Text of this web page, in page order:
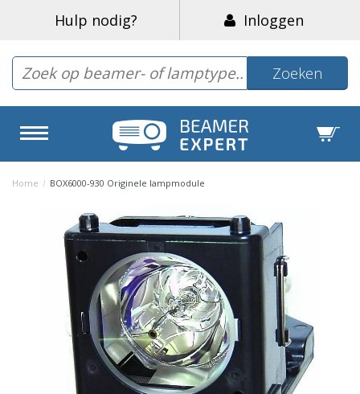
Hulp nodig? Inloggen
Zoeken
Home / BOX6000-930 Originele lampmodule